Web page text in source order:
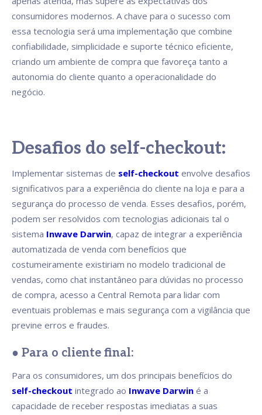
consumidores modernos. A chave para o sucesso com
essa tecnologia será uma implementação que combine
confiabilidade, simplicidade e suporte técnico eficiente,
criando um ambiente de compra que favoreça tanto a
autonomia do cliente quanto a operacionalidade do
negócio.
Desafios do self-checkout:
Implementar sistemas de self-checkout envolve desafios
significativos para a experiência do cliente na loja e para a
segurança do processo de venda. Esses desafios, porém,
podem ser resolvidos com tecnologias adicionais tal o
sistema Inwave Darwin, capaz de integrar a experiência
automatizada de venda com benefícios que
costumeiramente existiriam no modelo tradicional de
vendas, como chat instantâneo para dúvidas no processo
de compra, acesso a Central Remota para lidar com
eventuais problemas e mais segurança com a vigilância que
previne erros e fraudes.
● Para o cliente final:
Para os consumidores, um dos principais benefícios do
self-checkout integrado ao Inwave Darwin é a
capacidade de receber respostas imediatas a suas